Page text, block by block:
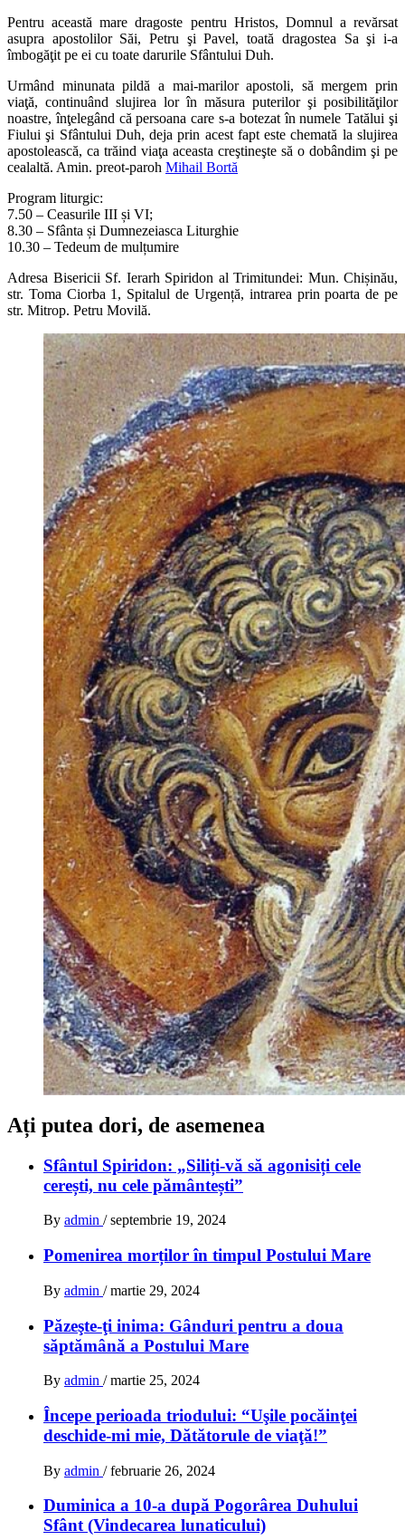
Pentru această mare dragoste pentru Hristos, Domnul a revărsat
asupra apostolilor Săi, Petru şi Pavel, toată dragostea Sa şi i-a
îmbogăţit pe ei cu toate darurile Sfântului Duh.
Urmând minunata pildă a mai-marilor apostoli, să mergem prin
viaţă, continuând slujirea lor în măsura puterilor şi posibilităţilor
noastre, înţelegând că persoana care s-a botezat în numele Tatălui şi
Fiului şi Sfântului Duh, deja prin acest fapt este chemată la slujirea
apostolească, ca trăind viaţa aceasta creştineşte să o dobândim şi pe
cealaltă. Amin. preot-paroh Mihail Bortă
Program liturgic:
7.50 – Ceasurile III și VI;
8.30 – Sfânta și Dumnezeiasca Liturghie
10.30 – Tedeum de mulțumire
Adresa Bisericii Sf. Ierarh Spiridon al Trimitundei: Mun. Chișinău,
str. Toma Ciorba 1, Spitalul de Urgență, intrarea prin poarta de pe
str. Mitrop. Petru Movilă.
Ați putea dori, de asemenea
Sfântul Spiridon: „Siliți-vă să agonisiți cele
cerești, nu cele pământești”
By admin / septembrie 19, 2024
Pomenirea morților în timpul Postului Mare
By admin / martie 29, 2024
Păzeşte-ţi inima: Gânduri pentru a doua
săptămână a Postului Mare
By admin / martie 25, 2024
Începe perioada triodului: “Uşile pocăinţei
deschide-mi mie, Dătătorule de viaţă!”
By admin / februarie 26, 2024
Duminica a 10-a după Pogorârea Duhului
Sfânt (Vindecarea lunaticului)